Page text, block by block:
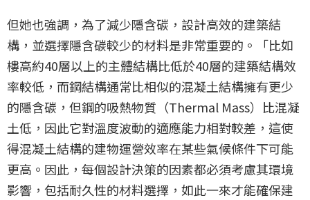
但她也強調，為了減少隱含碳，設計高效的建築結
構，並選擇隱含碳較少的材料是非常重要的。「比如
樓高約40層以上的主體結構比低於40層的建築結構效
率較低，而鋼結構通常比相似的混凝土結構擁有更少
的隱含碳，但鋼的吸熱物質（Thermal Mass）比混凝
土低，因此它對溫度波動的適應能力相對較差，這使
得混凝土結構的建物運營效率在某些氣候條件下可能
更高。因此，每個設計決策的因素都必須考慮其環境
影響，包括耐久性的材料選擇，如此一來才能確保建